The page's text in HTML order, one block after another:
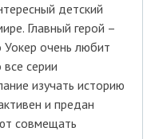
детский
Главный герой –
очень любит
серии
изучать историю
и предан
совмещать